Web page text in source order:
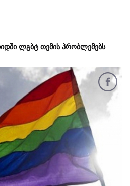
ლგბტ თემის პრობლემებს